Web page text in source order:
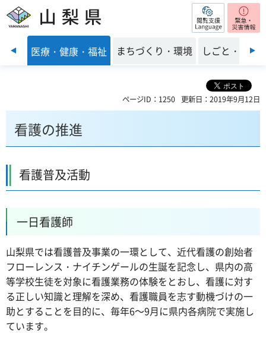
山梨県 閲覧支援
て 医療・健康・福祉 まちづくり・環境 しごと・産業
ページID：1250 更新日：2019年9月12日
看護の推進
看護普及活動
一日看護師
山梨県では看護普及事業の一環として、近代看護の創始者
フローレンス・ナイチンゲールの生誕を記念し、県内の高
等学校生徒を対象に看護業務の体験をとおし、看護に対す
る正しい知識と理解を深め、看護職員を志す動機づけの一
助とすることを目的に、毎年6～9月に県内各病院で実施し
ています。